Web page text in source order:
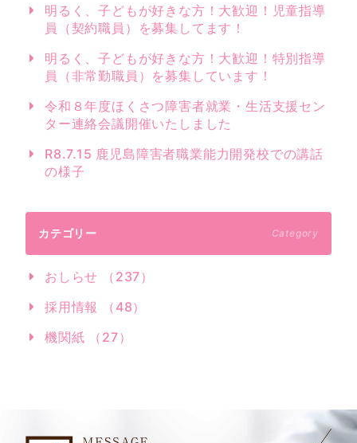
明るく、子どもが好きな方！大歓迎！児童指導
員（契約職員）を募集してます！
明るく、子どもが好きな方！大歓迎！特別指導
員（非常勤職員）を募集しています！
令和８年度ほくさつ障害者就業・生活支援セン
ター連絡会議開催いたしました
R8.7.15 鹿児島障害者職業能力開発校での講話
の様子
カテゴリー Category
おしらせ （237）
採用情報 （48）
機関紙 （27）